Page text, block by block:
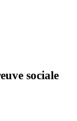
sociale